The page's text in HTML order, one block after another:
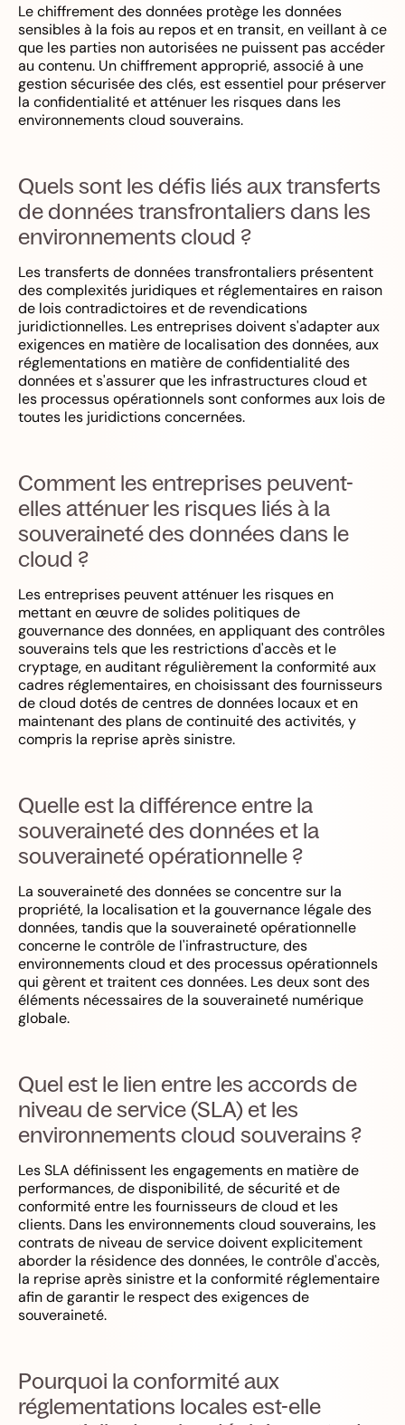
Le chiffrement des données protège les données
sensibles à la fois au repos et en transit, en veillant à ce
que les parties non autorisées ne puissent pas accéder
au contenu. Un chiffrement approprié, associé à une
gestion sécurisée des clés, est essentiel pour préserver
la confidentialité et atténuer les risques dans les
environnements cloud souverains.
Quels sont les défis liés aux transferts
de données transfrontaliers dans les
environnements cloud ?
Les transferts de données transfrontaliers présentent
des complexités juridiques et réglementaires en raison
de lois contradictoires et de revendications
juridictionnelles. Les entreprises doivent s'adapter aux
exigences en matière de localisation des données, aux
réglementations en matière de confidentialité des
données et s'assurer que les infrastructures cloud et
les processus opérationnels sont conformes aux lois de
toutes les juridictions concernées.
Comment les entreprises peuvent-
elles atténuer les risques liés à la
souveraineté des données dans le
cloud ?
Les entreprises peuvent atténuer les risques en
mettant en œuvre de solides politiques de
gouvernance des données, en appliquant des contrôles
souverains tels que les restrictions d'accès et le
cryptage, en auditant régulièrement la conformité aux
cadres réglementaires, en choisissant des fournisseurs
de cloud dotés de centres de données locaux et en
maintenant des plans de continuité des activités, y
compris la reprise après sinistre.
Quelle est la différence entre la
souveraineté des données et la
souveraineté opérationnelle ?
La souveraineté des données se concentre sur la
propriété, la localisation et la gouvernance légale des
données, tandis que la souveraineté opérationnelle
concerne le contrôle de l'infrastructure, des
environnements cloud et des processus opérationnels
qui gèrent et traitent ces données. Les deux sont des
éléments nécessaires de la souveraineté numérique
globale.
Quel est le lien entre les accords de
niveau de service (SLA) et les
environnements cloud souverains ?
Les SLA définissent les engagements en matière de
performances, de disponibilité, de sécurité et de
conformité entre les fournisseurs de cloud et les
clients. Dans les environnements cloud souverains, les
contrats de niveau de service doivent explicitement
aborder la résidence des données, le contrôle d'accès,
la reprise après sinistre et la conformité réglementaire
afin de garantir le respect des exigences de
souveraineté.
Pourquoi la conformité aux
réglementations locales est-elle